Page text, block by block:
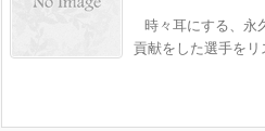
時々耳にする、永
貢献をした選手を